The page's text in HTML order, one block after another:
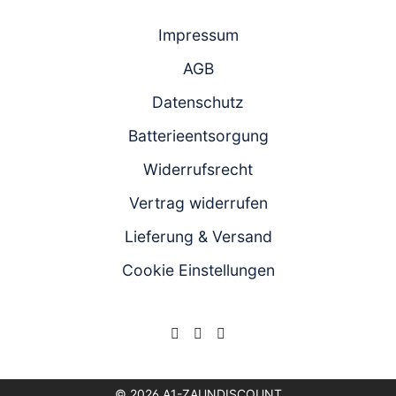
Impressum
AGB
Datenschutz
Batterieentsorgung
Widerrufsrecht
Vertrag widerrufen
Lieferung & Versand
Cookie Einstellungen